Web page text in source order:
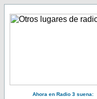
Ahora en Radio 3 suena: